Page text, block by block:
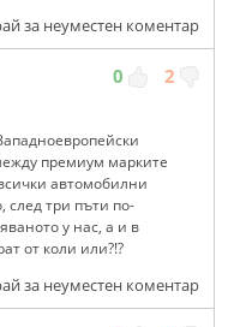
за неуместен коментар
0 2
премиум марките
автомобилни
след три пъти по-
у нас, а и в
от коли или?!?
за неуместен коментар